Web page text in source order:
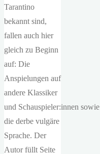
Tarantino
bekannt sind,
fallen auch hier
gleich zu Beginn
auf: Die
Anspielungen auf
andere Klassiker
und Schauspieler:innen sowie
die derbe vulgäre
Sprache. Der
Autor füllt Seite